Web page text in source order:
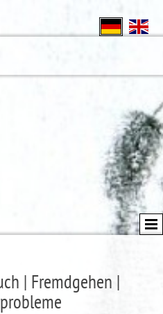
| Fremdgehen |